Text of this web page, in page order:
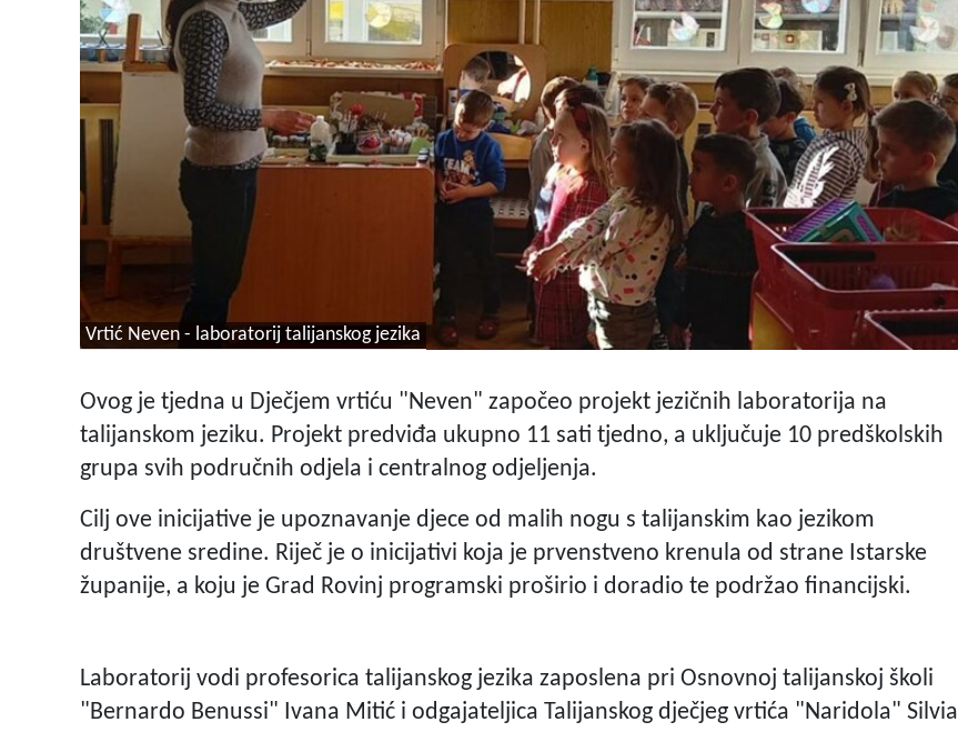
Vrtić Neven - laboratorij talijanskog jezika
Ovog je tjedna u Dječjem vrtiću "Neven" započeo projekt jezičnih laboratorija na
talijanskom jeziku. Projekt predviđa ukupno 11 sati tjedno, a uključuje 10 predškolskih
grupa svih područnih odjela i centralnog odjeljenja.
Cilj ove inicijative je upoznavanje djece od malih nogu s talijanskim kao jezikom
društvene sredine. Riječ je o inicijativi koja je prvenstveno krenula od strane Istarske
županije, a koju je Grad Rovinj programski proširio i doradio te podržao financijski.
Laboratorij vodi profesorica talijanskog jezika zaposlena pri Osnovnoj talijanskoj školi
"Bernardo Benussi" Ivana Mitić i odgajateljica Talijanskog dječjeg vrtića "Naridola" Silvia